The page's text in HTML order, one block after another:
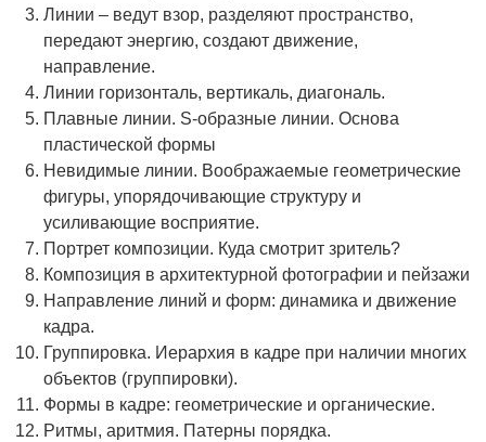
Линии – ведут взор, разделяют пространство,
передают энергию, создают движение,
направление.
Линии горизонталь, вертикаль, диагональ.
Плавные линии. S-образные линии. Основа
пластической формы
Невидимые линии. Воображаемые геометрические
фигуры, упорядочивающие структуру и
усиливающие восприятие.
Портрет композиции. Куда смотрит зритель?
Композиция в архитектурной фотографии и пейзажи
Направление линий и форм: динамика и движение
кадра.
Группировка. Иерархия в кадре при наличии многих
объектов (группировки).
Формы в кадре: геометрические и органические.
Ритмы, аритмия. Патерны порядка.